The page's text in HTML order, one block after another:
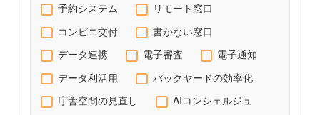
予約システム
リモート窓口
コンビニ交付
書かない窓口
データ連携
電子審査
電子通知
データ利活用
バックヤードの効率化
庁舎空間の見直し
AIコンシェルジュ